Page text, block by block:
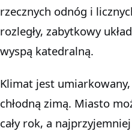
rzecznych odnóg i
rozległy, zabytkowy
wyspą katedralną.
Klimat jest
chłodną zimą. Miasto
cały rok, a